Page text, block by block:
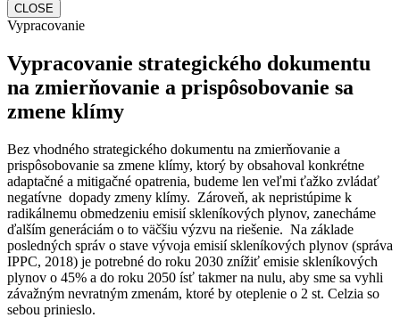
CLOSE
Vypracovanie
Vypracovanie strategického dokumentu
na zmierňovanie a prispôsobovanie sa
zmene klímy
Bez vhodného strategického dokumentu na zmierňovanie a
prispôsobovanie sa zmene klímy, ktorý by obsahoval konkrétne
adaptačné a mitigačné opatrenia, budeme len veľmi ťažko zvládať
negatívne dopady zmeny klímy. Zároveň, ak nepristúpime k
radikálnemu obmedzeniu emisií skleníkových plynov, zanecháme
ďalším generáciám o to väčšiu výzvu na riešenie. Na základe
posledných správ o stave vývoja emisií skleníkových plynov (správa
IPPC, 2018) je potrebné do roku 2030 znížiť emisie skleníkových
plynov o 45% a do roku 2050 ísť takmer na nulu, aby sme sa vyhli
závažným nevratným zmenám, ktoré by oteplenie o 2 st. Celzia so
sebou prinieslo.